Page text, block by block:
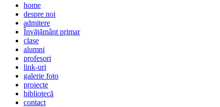
home
despre noi
admitere
Învăţământ primar
clase
alumni
profesori
link-uri
galerie foto
proiecte
bibliotecă
contact